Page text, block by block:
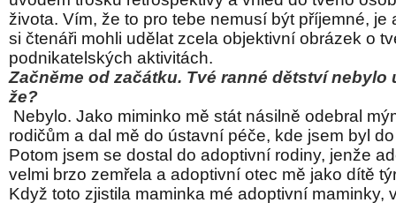
života. Vím, že to pro tebe nemusí být příjemné, je
si čtenáři mohli udělat zcela objektivní obrázek o
podnikatelských aktivitách.
Začněme od začátku. Tvé ranné dětství nebylo
že?
Nebylo. Jako miminko mě stát násilně odebral
rodičům a dal mě do ústavní péče, kde jsem byl
Potom jsem se dostal do adoptivní rodiny, jenže
velmi brzo zemřela a adoptivní otec mě jako dítě
Když toto zjistila maminka mé adoptivní maminky,